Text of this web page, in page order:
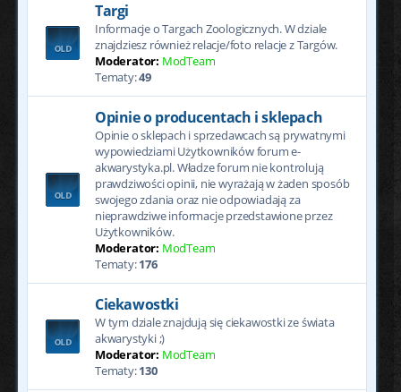
Targi
Informacje o Targach Zoologicznych. W dziale
znajdziesz również relacje/foto relacje z Targów.
Moderator: ModTeam
Tematy:49
Opinie o producentach i sklepach
Opinie o sklepach i sprzedawcach są prywatnymi
wypowiedziami Użytkowników forum e-
akwarystyka.pl. Władze forum nie kontrolują
prawdziwości opinii, nie wyrażają w żaden sposób
swojego zdania oraz nie odpowiadają za
nieprawdziwe informacje przedstawione przez
Użytkowników.
Moderator: ModTeam
Tematy:176
Ciekawostki
W tym dziale znajdują się ciekawostki ze świata
akwarystyki ;)
Moderator: ModTeam
Tematy:130